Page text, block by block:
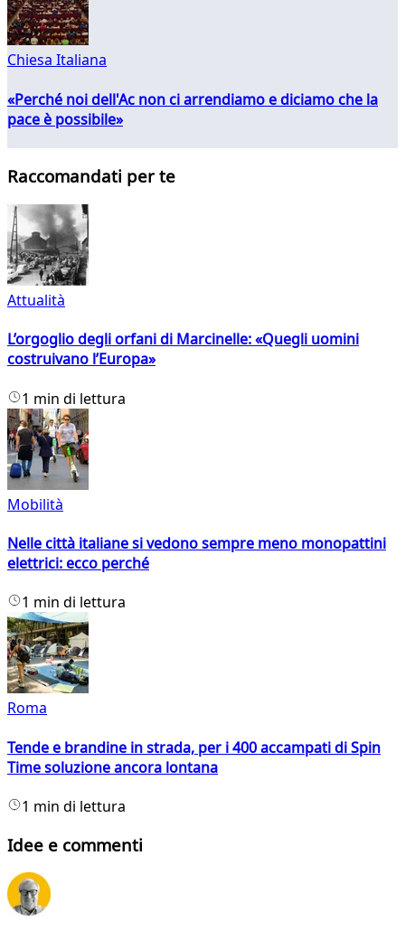
Chiesa Italiana
«Perché noi dell'Ac non ci arrendiamo e diciamo che la
pace è possibile»
Raccomandati per te
Attualità
L’orgoglio degli orfani di Marcinelle: «Quegli uomini
costruivano l’Europa»
1 min di lettura
Mobilità
Nelle città italiane si vedono sempre meno monopattini
elettrici: ecco perché
1 min di lettura
Roma
Tende e brandine in strada, per i 400 accampati di Spin
Time soluzione ancora lontana
1 min di lettura
Idee e commenti